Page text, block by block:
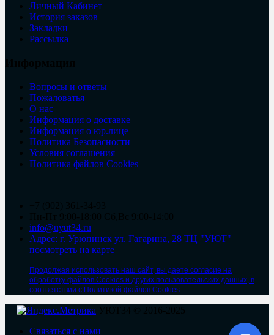
Личный Кабинет
История заказов
Закладки
Рассылка
Вопросы и ответы
Пожаловатья
О нас
Информация о доставке
Информация о юр.лице
Политика Безопасности
Условия соглашения
Политика файлов Cookies
info@uyut34.ru
Адрес: г. Урюпинск ул. Гагарина, 28 ТЦ "УЮТ"
посмотреть на карте
Продолжая использовать наш сайт, вы даете согласие на
обработку файлов Cookies и других пользовательских данных, в
соответствии с Политикой файлов Cookies.
Связаться с нами